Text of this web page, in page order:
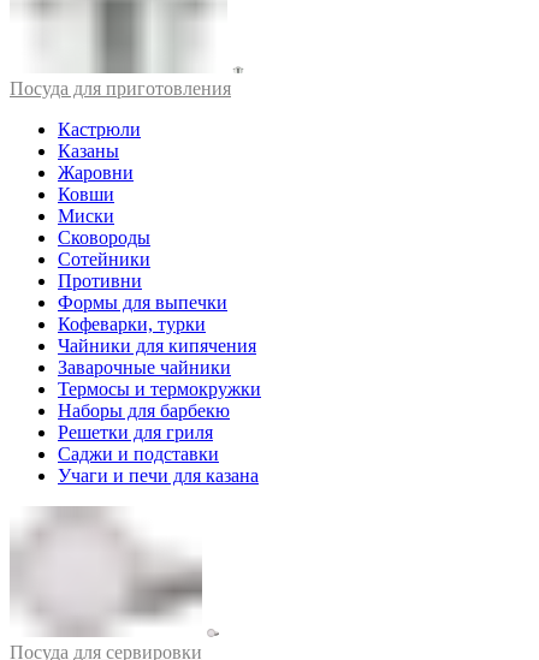
Посуда для приготовления
Кастрюли
Казаны
Жаровни
Ковши
Миски
Сковороды
Сотейники
Противни
Формы для выпечки
Кофеварки, турки
Чайники для кипячения
Заварочные чайники
Термосы и термокружки
Наборы для барбекю
Решетки для гриля
Саджи и подставки
Учаги и печи для казана
Посуда для сервировки